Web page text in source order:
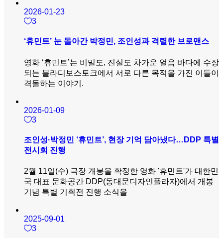
2026-01-23
3
‘휴민트’ 눈 돌아간 박정민, 조인성과 격렬한 브로맨스
영화 ‘휴민트’는 비밀도, 진실도 차가운 얼음 바다에 수장
되는 블라디보스토크에서 서로 다른 목적을 가진 이들이
격돌하는 이야기.
2026-01-09
3
조인성·박정민 ‘휴민트’, 현장 기억 담아냈다…DDP 특별
전시회 진행
2월 11일(수) 극장 개봉을 확정한 영화 '휴민트'가 대한민
국 대표 문화공간 DDP(동대문디자인플라자)에서 개봉
기념 특별 기획전 진행 소식을
2025-09-01
3